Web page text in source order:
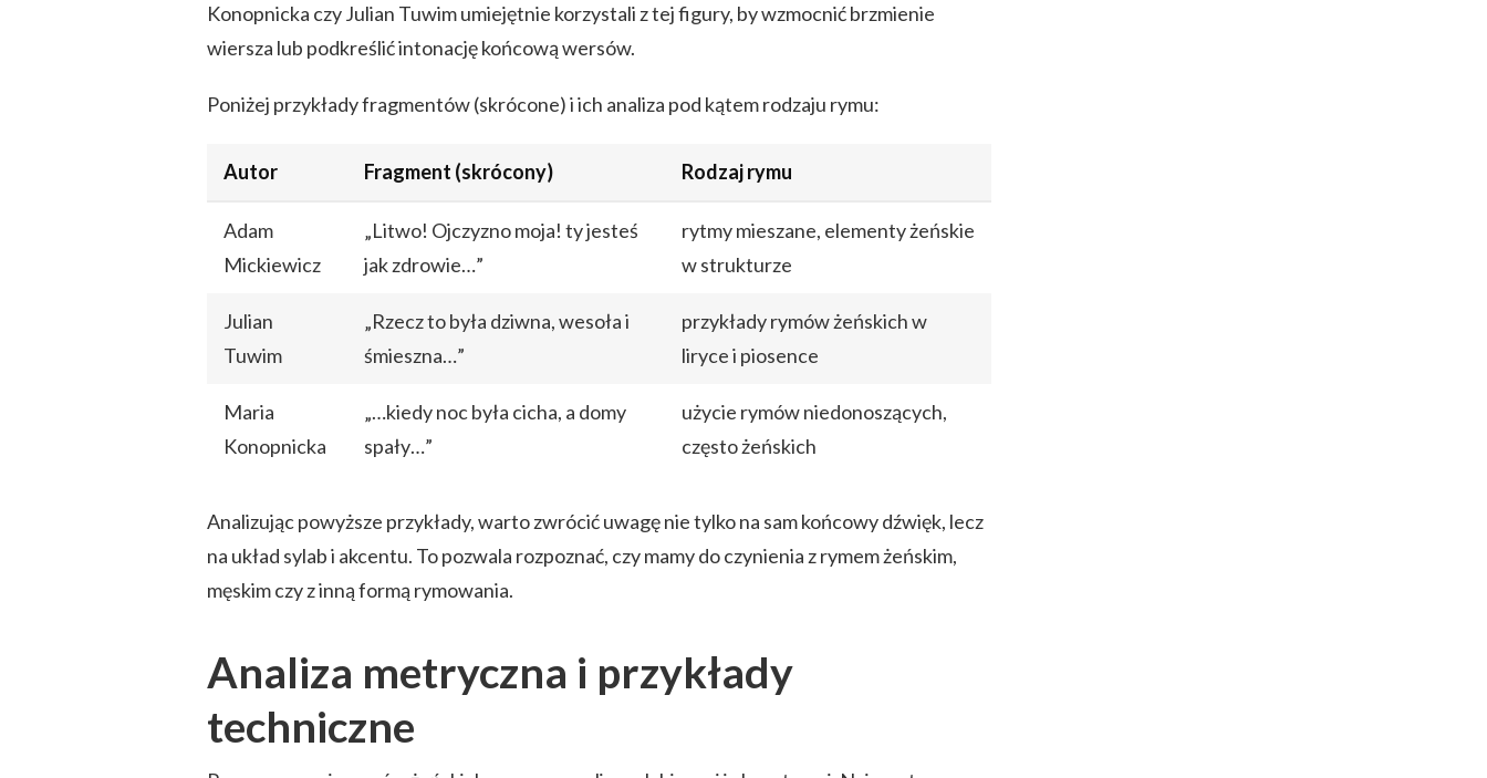
Konopnicka czy Julian Tuwim umiejętnie korzystali z tej figury, by wzmocnić brzmienie
wiersza lub podkreślić intonację końcową wersów.
Poniżej przykłady fragmentów (skrócone) i ich analiza pod kątem rodzaju rymu:
Autor Fragment (skrócony) Rodzaj rymu
Adam
Mickiewicz
„Litwo! Ojczyzno moja! ty jesteś
jak zdrowie…”
rytmy mieszane, elementy żeńskie
w strukturze
Julian
Tuwim
„Rzecz to była dziwna, wesoła i
śmieszna…”
przykłady rymów żeńskich w
liryce i piosence
Maria
Konopnicka
„…kiedy noc była cicha, a domy
spały…”
użycie rymów niedonoszących,
często żeńskich
Analizując powyższe przykłady, warto zwrócić uwagę nie tylko na sam końcowy dźwięk, lecz
na układ sylab i akcentu. To pozwala rozpoznać, czy mamy do czynienia z rymem żeńskim,
męskim czy z inną formą rymowania.
Analiza metryczna i przykłady
techniczne